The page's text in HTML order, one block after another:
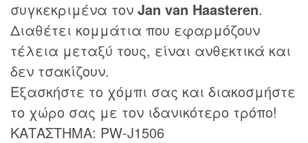
συγκεκριμένα τον Jan van Haasteren.
Διαθέτει κομμάτια που εφαρμόζουν
τέλεια μεταξύ τους, είναι ανθεκτικά και
δεν τσακίζουν.
Εξασκήστε το χόμπι σας και διακοσμήστε
το χώρο σας με τον ιδανικότερο τρόπο!
ΚΑΤΑΣΤΗΜΑ: PW-J1506